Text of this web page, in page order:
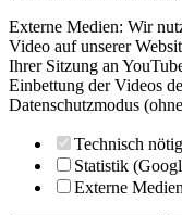
Externe Medien: Wir
Video auf unserer
Ihrer Sitzung an
Einbettung der Videos
Datenschutzmodus
Technisch
Statistik
Externe